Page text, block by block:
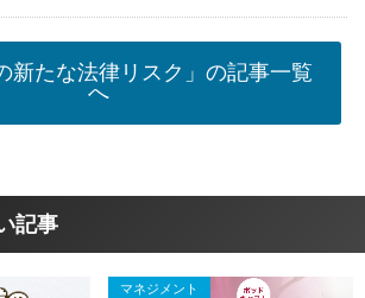
新たな法律リスク」の記事一覧
へ
記事
マネジメント